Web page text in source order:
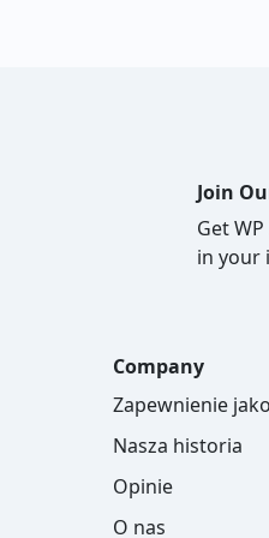
Join
Get
in your
Company
Zapewnienie
Nasza historia
Opinie
O nas